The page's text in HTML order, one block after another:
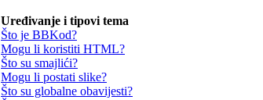
Uređivanje i tipovi tema
Što je BBKod?
Mogu li koristiti HTML?
Što su smajlići?
Mogu li postati slike?
Što su globalne obavijesti?